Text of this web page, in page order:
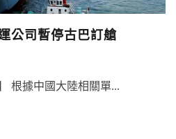
公司暫停古巴訂艙
根據中國大陸相關單...